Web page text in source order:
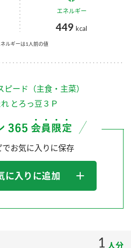
中華
おすしの素
米飯用調味液
Fibee
史
組み
ンミュージアム）
エネルギー
449 kcal
ルギーは1人前の値
ピード（主食・主菜）
とろっ豆３Ｐ
でお気に入りに保存
に入りに追加
1 人分